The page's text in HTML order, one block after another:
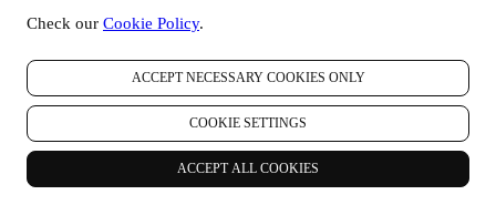
Check our Cookie Policy.
ACCEPT NECESSARY COOKIES ONLY
COOKIE SETTINGS
ACCEPT ALL COOKIES
tiendas Le Creuset (Boutiques Signature y Tiendas Outlet), o
personales pueden referirse a:
nombre, apellidos, dirección de correo electrónico, fecha de
nacimiento y otros datos de contacto (dirección, número de
teléfono y dirección de correo electrónico), para registrar una
cuenta de Le Creuset o comprar como usuario invitado, o para
suscribirse a nuestras comunicaciones de marketing